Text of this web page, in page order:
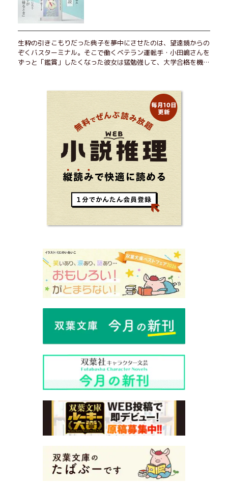
生粋の引きこもりだった典子を夢中にさせたのは、望遠鏡からの
ぞくバスターミナル。そこで働くベテラン運転手・小田嶋さんを
ずっと「鑑賞」したくなった彼女は猛勉強して、大学合格を機に
る！ 地元が恋しくなったとき、どこか遠くへ逃げたいときは読
んで下さい。孤独を愛する人のお守りになる、くすっと、うるっ